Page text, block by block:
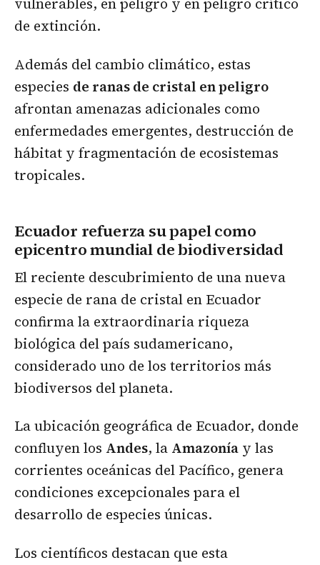
vulnerables, en peligro y en peligro crítico
de extinción.
Además del cambio climático, estas
especies de ranas de cristal en peligro
afrontan amenazas adicionales como
enfermedades emergentes, destrucción de
hábitat y fragmentación de ecosistemas
tropicales.
Ecuador refuerza su papel como
epicentro mundial de biodiversidad
El reciente descubrimiento de una nueva
especie de rana de cristal en Ecuador
confirma la extraordinaria riqueza
biológica del país sudamericano,
considerado uno de los territorios más
biodiversos del planeta.
La ubicación geográfica de Ecuador, donde
confluyen los Andes, la Amazonía y las
corrientes oceánicas del Pacífico, genera
condiciones excepcionales para el
desarrollo de especies únicas.
Los científicos destacan que esta